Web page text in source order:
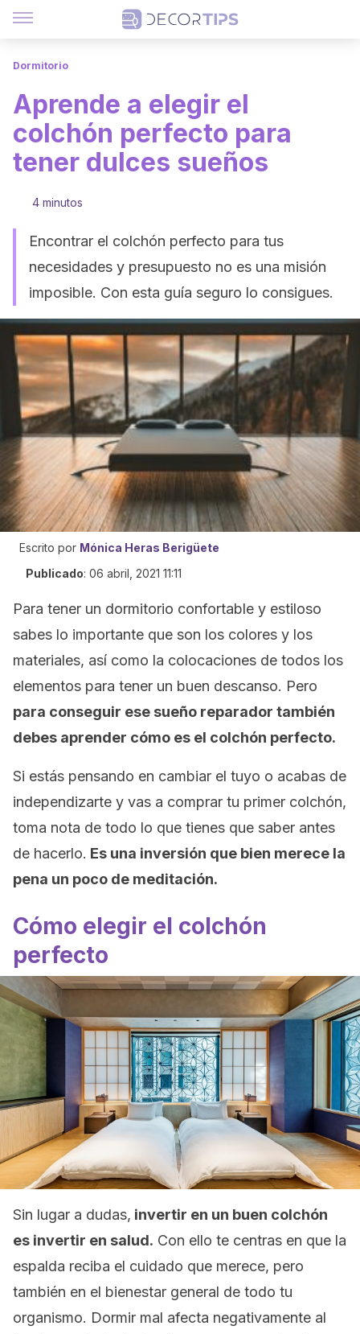
Dormitorio
Aprende a elegir el
colchón perfecto para
tener dulces sueños
4 minutos
Encontrar el colchón perfecto para tus
necesidades y presupuesto no es una misión
imposible. Con esta guía seguro lo consigues.
Escrito por Mónica Heras Berigüete
Publicado: 06 abril, 2021 11:11
Para tener un dormitorio confortable y estiloso
sabes lo importante que son los colores y los
materiales, así como la colocaciones de todos los
elementos para tener un buen descanso. Pero
para conseguir ese sueño reparador también
debes aprender cómo es el colchón perfecto.
Si estás pensando en cambiar el tuyo o acabas de
independizarte y vas a comprar tu primer colchón,
toma nota de todo lo que tienes que saber antes
de hacerlo. Es una inversión que bien merece la
pena un poco de meditación.
Cómo elegir el colchón
perfecto
Sin lugar a dudas, invertir en un buen colchón
es invertir en salud. Con ello te centras en que la
espalda reciba el cuidado que merece, pero
también en el bienestar general de todo tu
organismo. Dormir mal afecta negativamente al